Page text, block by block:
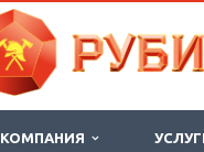
КОМПАНИЯ